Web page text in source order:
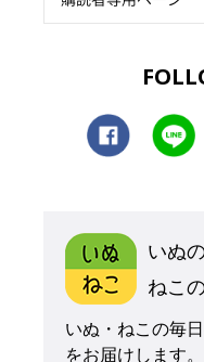
いぬ
ねこ
いぬ・ねこの毎
をお届けします。